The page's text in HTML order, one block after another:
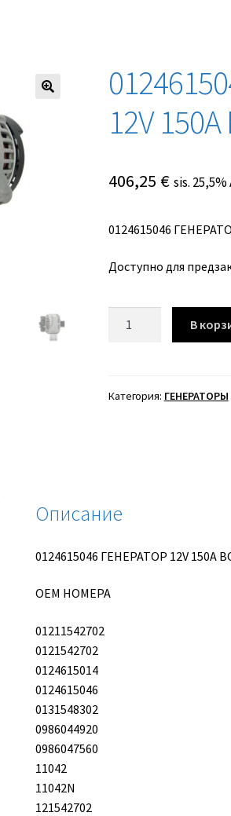
12V 150A
406,25 € sis. 25,5%
0124615046
Доступно для
12V
В
Категория: ГЕНЕРАТОРЫ
Описание
0124615046 ГЕНЕРАТОР 12V 150A
OEM НОМЕРА
01211542702
0121542702
0124615014
0124615046
0131548302
0986044920
0986047560
11042
11042N
121542702